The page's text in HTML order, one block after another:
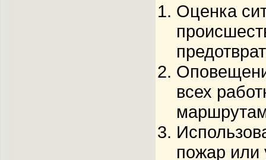
Оценка
всех
пожар или